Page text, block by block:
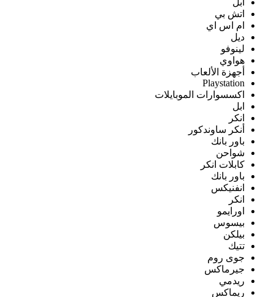
ابل
اتش بي
ام اس اي
ديل
لينوفو
هواوي
أجهزة الألعاب
Playstation
اكسسوارات الموبايلات
ابل
انكر
أنكر ساوندكور
باور بانك
شواحن
كابلات انكر
باور بانك
انفنيكس
انكر
اورايمو
بيسوس
بيلكن
تتيك
جوى روم
جيرماكس
ريدمي
ريماكس